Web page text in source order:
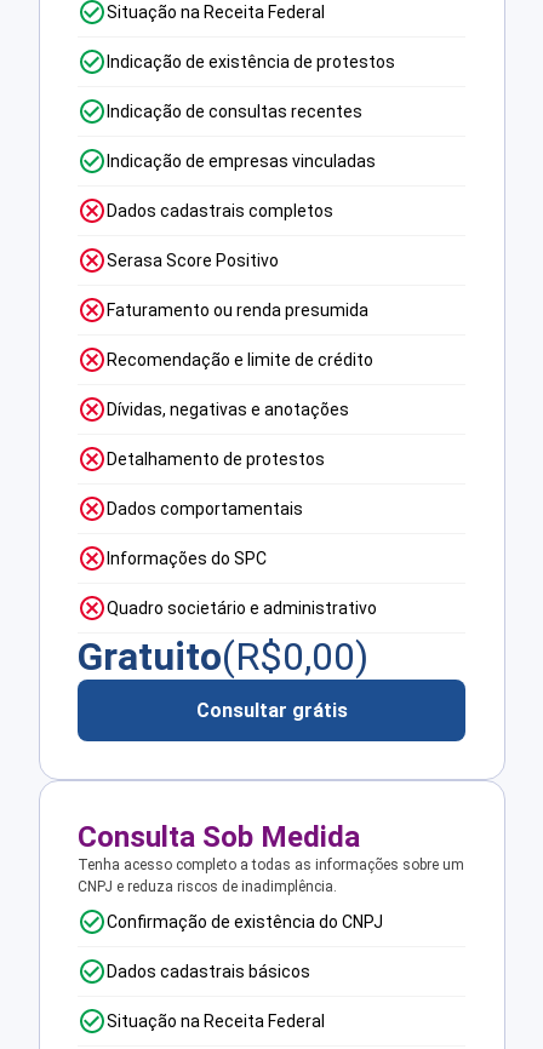
Situação na Receita Federal
Indicação de existência de protestos
Indicação de consultas recentes
Indicação de empresas vinculadas
Dados cadastrais completos
Serasa Score Positivo
Faturamento ou renda presumida
Recomendação e limite de crédito
Dívidas, negativas e anotações
Detalhamento de protestos
Dados comportamentais
Informações do SPC
Quadro societário e administrativo
Gratuito(R$0,00)
Consultar grátis
Consulta Sob Medida
Tenha acesso completo a todas as informações sobre um
CNPJ e reduza riscos de inadimplência.
Confirmação de existência do CNPJ
Dados cadastrais básicos
Situação na Receita Federal